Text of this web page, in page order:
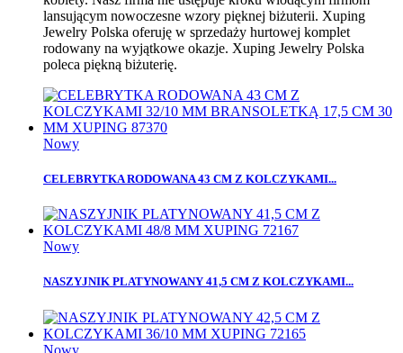
lansującym nowoczesne wzory pięknej biżuterii. Xuping
Jewelry Polska oferuję w sprzedaży hurtowej komplet
rodowany na wyjątkowe okazje. Xuping Jewelry Polska
poleca piękną biżuterię.
Nowy
CELEBRYTKA RODOWANA 43 CM Z KOLCZYKAMI...
Nowy
NASZYJNIK PLATYNOWANY 41,5 CM Z KOLCZYKAMI...
Nowy